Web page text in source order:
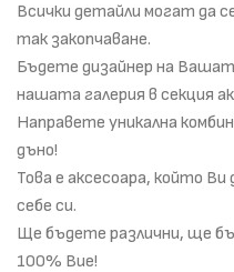
Всички детайли могат да
так закопчаване.
Бъдете дизайнер на
нашата галерия в секция
Направете уникална
дъно!
Това е аксесоара, който
себе си.
Ще бъдете различни, ще
100% Вие!